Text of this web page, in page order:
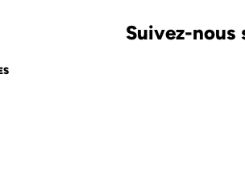
Suivez-nous